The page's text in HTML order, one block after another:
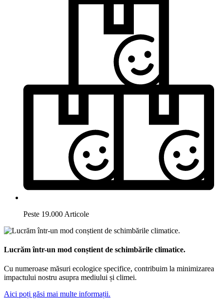
Peste 19.000 Articole
Lucrăm într-un mod conștient de schimbările climatice.
Cu numeroase măsuri ecologice specifice, contribuim la minimizarea
impactului nostru asupra mediului și climei.
Aici poți găsi mai multe informații.